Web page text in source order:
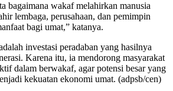
bagaimana wakaf melahirkan manusia
lembaga, perusahaan, dan pemimpin
bagi umat,” katanya.
investasi peradaban yang hasilnya
Karena itu, ia mendorong masyarakat
dalam berwakaf, agar potensi besar yang
kekuatan ekonomi umat. (adpsb/cen)